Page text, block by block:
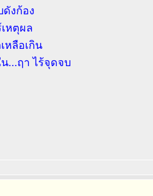
ดังก้อง
หตุผล
หลือเกิน
...ฤา ไร้จุดจบ